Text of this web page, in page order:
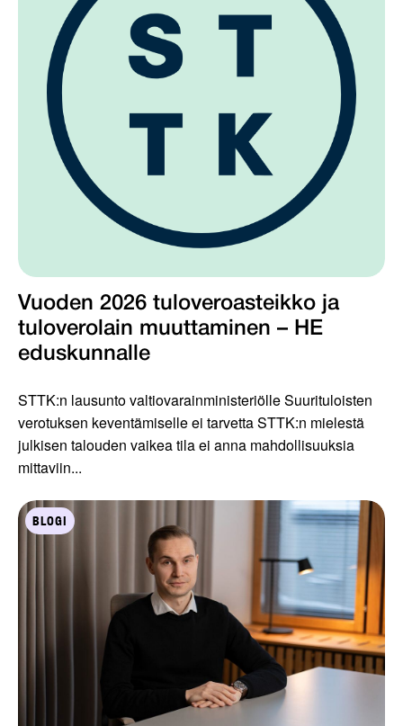
Vuoden 2026 tuloveroasteikko ja
tuloverolain muuttaminen – HE
eduskunnalle
STTK:n lausunto valtiovarainministeriölle Suurituloisten
verotuksen keventämiselle ei tarvetta STTK:n mielestä
julkisen talouden vaikea tila ei anna mahdollisuuksia
mittaviin...
BLOGI